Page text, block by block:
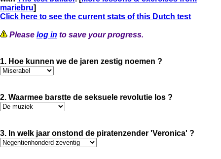
mariebru]
Click here to see the current stats of this Dutch test
Please log in to save your progress.
1. Hoe kunnen we de jaren zestig noemen ?
2. Waarmee barstte de seksuele revolutie los ?
3. In welk jaar onstond de piratenzender 'Veronica' ?